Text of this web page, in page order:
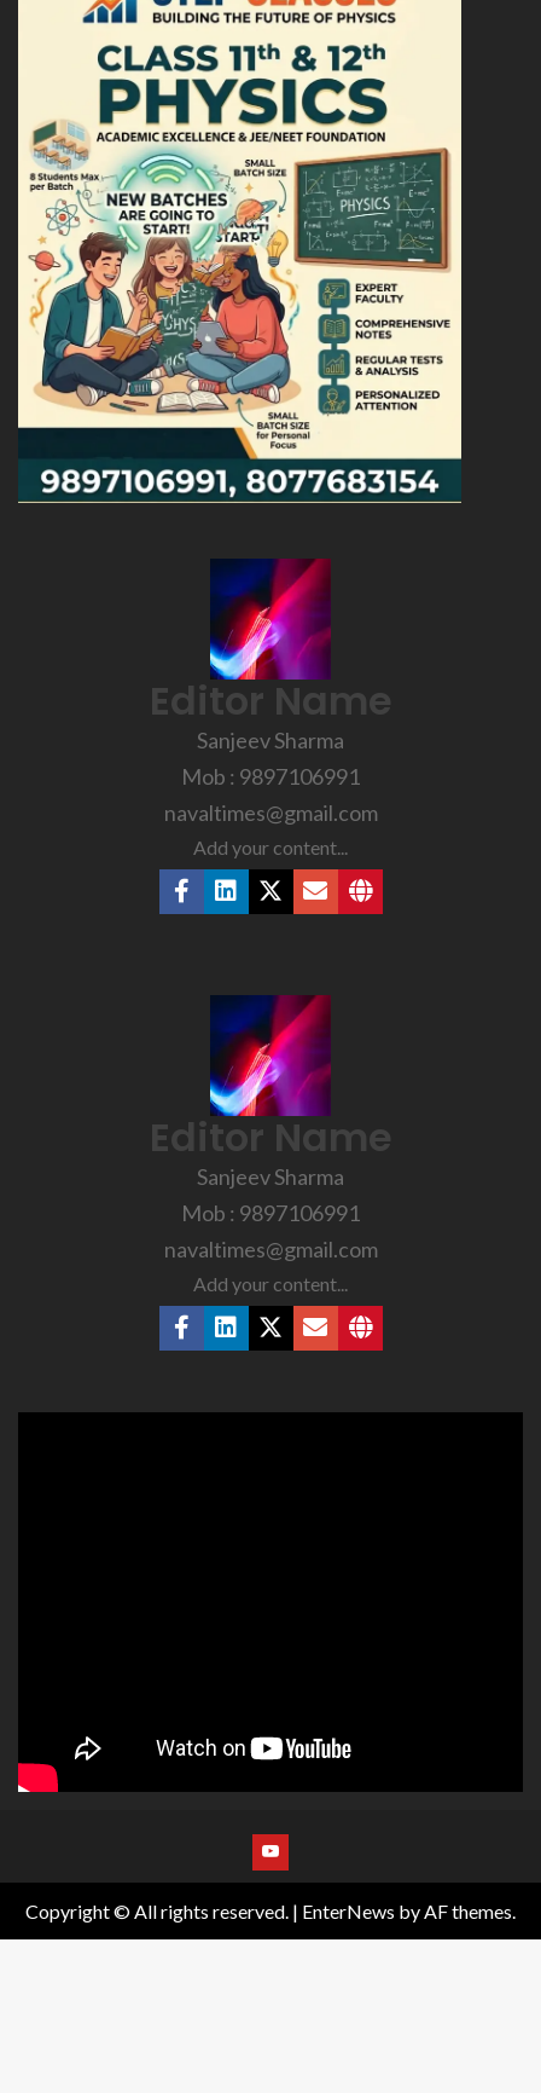
Editor Name
Sanjeev Sharma
Mob : 9897106991
navaltimes@gmail.com
Add your content...
Editor Name
Sanjeev Sharma
Mob : 9897106991
navaltimes@gmail.com
Add your content...
Copyright © All rights reserved. | EnterNews by AF themes.